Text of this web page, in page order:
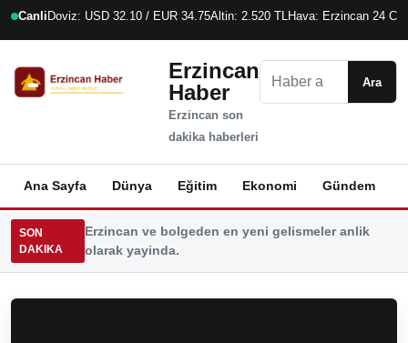
Canli Doviz: USD 32.10 / EUR 34.75Altin: 2.520 TLHava: Erzincan 24 C
Erzincan
Haber
Erzincan son
dakika haberleri
Ara
Ana Sayfa Dünya Eğitim Ekonomi Gündem
SON
DAKIKA
Erzincan ve bolgeden en yeni gelismeler anlik
olarak yayinda.